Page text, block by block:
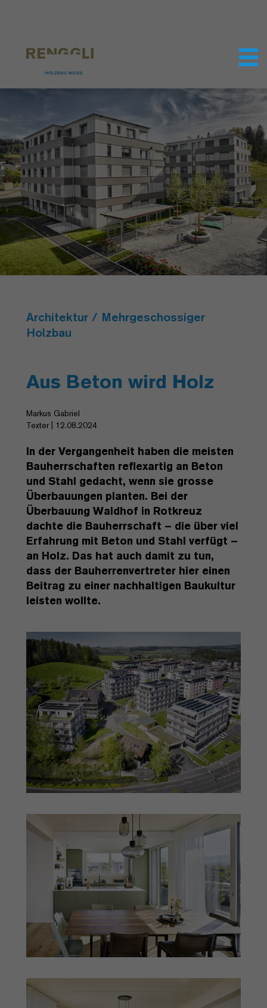
Architektur / Mehrgeschossiger
Holzbau
Aus Beton wird Holz
Markus Gabriel
Texter | 12.08.2024
In der Vergangenheit haben die meisten
Bauherrschaften reflexartig an Beton
und Stahl gedacht, wenn sie grosse
Überbauungen planten. Bei der
Überbauung Waldhof in Rotkreuz
dachte die Bauherrschaft – die über viel
Erfahrung mit Beton und Stahl verfügt –
an Holz. Das hat auch damit zu tun,
dass der Bauherrenvertreter hier einen
Beitrag zu einer nachhaltigen Baukultur
leisten wollte.